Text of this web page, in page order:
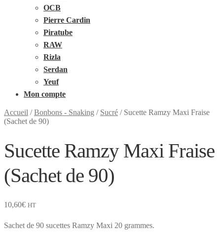
OCB
Pierre Cardin
Piratube
RAW
Rizla
Serdan
Yeuf
Mon compte
Accueil /Bonbons - Snaking / Sucré / Sucette Ramzy Maxi Fraise
(Sachet de 90)
Sucette Ramzy Maxi Fraise
(Sachet de 90)
10,60€ HT
Sachet de 90 sucettes Ramzy Maxi 20 grammes.